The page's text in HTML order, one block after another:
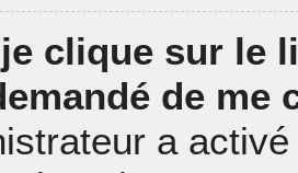
clique sur le
de me
a